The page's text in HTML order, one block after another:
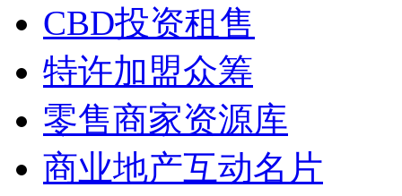
CBD投资租售
特许加盟众筹
零售商家资源库
商业地产互动名片